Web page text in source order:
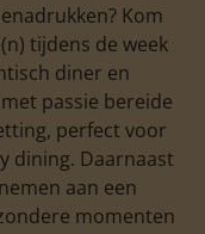
Kom
tijdens de week
diner en
passie bereide
perfect voor
dining. Daarnaast
aan een
momenten